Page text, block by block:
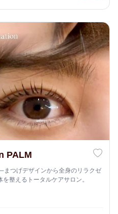
PALM
まつげデザインから全身のリラクゼ
整えるトータルケアサロン。